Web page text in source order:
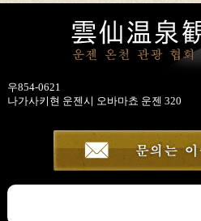
우854-0621
나가사키현 운젠시 오바마쵸 운젠 320